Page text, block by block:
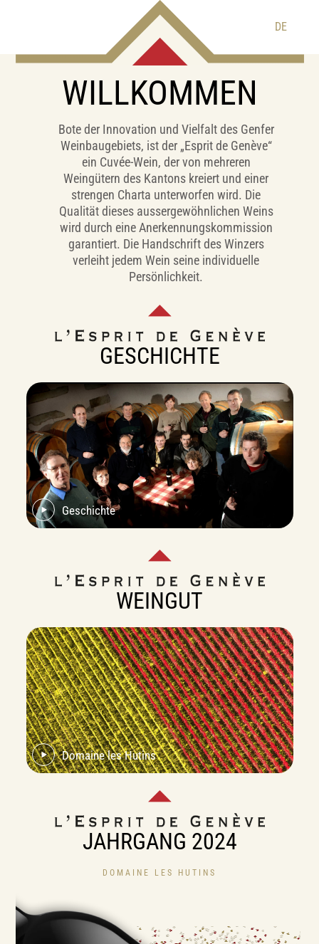
DE
WILLKOMMEN
Bote der Innovation und Vielfalt des Genfer
Weinbaugebiets, ist der „Esprit de Genève“
ein Cuvée-Wein, der von mehreren
Weingütern des Kantons kreiert und einer
strengen Charta unterworfen wird. Die
Qualität dieses aussergewöhnlichen Weins
wird durch eine Anerkennungskommission
garantiert. Die Handschrift des Winzers
verleiht jedem Wein seine individuelle
Persönlichkeit.
GESCHICHTE
Geschichte
WEINGUT
Domaine les Hutins
JAHRGANG 2024
DOMAINE LES HUTINS